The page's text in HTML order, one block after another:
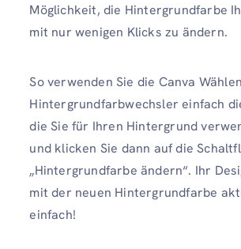
Möglichkeit, die Hintergrundfarbe
mit nur wenigen Klicks zu ändern.
So verwenden Sie die Canva
Hintergrundfarbwechsler einfach
die Sie für Ihren Hintergrund
und klicken Sie dann auf die
„Hintergrundfarbe ändern“. Ihr
mit der neuen Hintergrundfarbe
einfach!